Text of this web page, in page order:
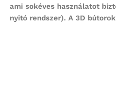
ami sokéves használatot
nyitó rendszer). A 3D